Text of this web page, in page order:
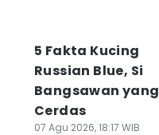
5 Fakta Kucing
Russian Blue, Si
Bangsawan yang
Cerdas
07 Agu 2026, 18:17 WIB